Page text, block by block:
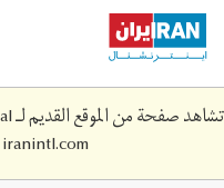
Skip
main
content
تشاهد صفحة من الموقع القديم لـ Iran International لم تعد محدثة. قم بزيارة
iranintl.com